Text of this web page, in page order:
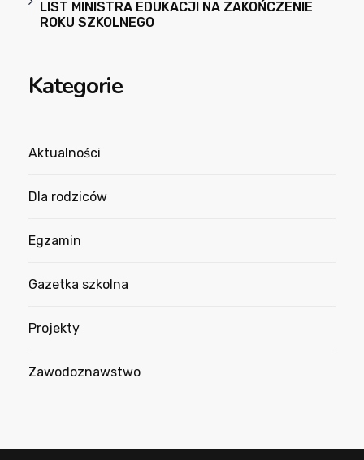
LIST MINISTRA EDUKACJI NA ZAKOŃCZENIE
ROKU SZKOLNEGO
Kategorie
Aktualności
Dla rodziców
Egzamin
Gazetka szkolna
Projekty
Zawodoznawstwo